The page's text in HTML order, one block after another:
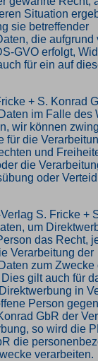
Situation
sie betreffender
die aufgrund
GVO erfolgt,
für ein auf
+ S. Konrad
im Falle des
wir können
für die
und
die
oder
S. Fricke +
um
das Recht,
Verarbeitung der
zum Zwecke
gilt auch für
in
Person
GbR der
so wird die
die
verarbeiten.